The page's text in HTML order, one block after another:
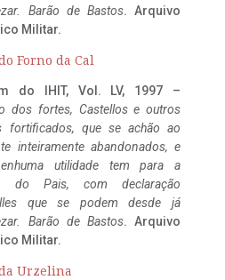
Barão de Bastos. Arquivo
Militar.
Forno da Cal
do IHIT, Vol. LV, 1997 –
dos fortes, Castellos e outros
fortificados, que se achão ao
inteiramente abandonados, e
utilidade tem para a
do Pais, com declaração
que se podem desde já
Barão de Bastos. Arquivo
Militar.
Urzelina